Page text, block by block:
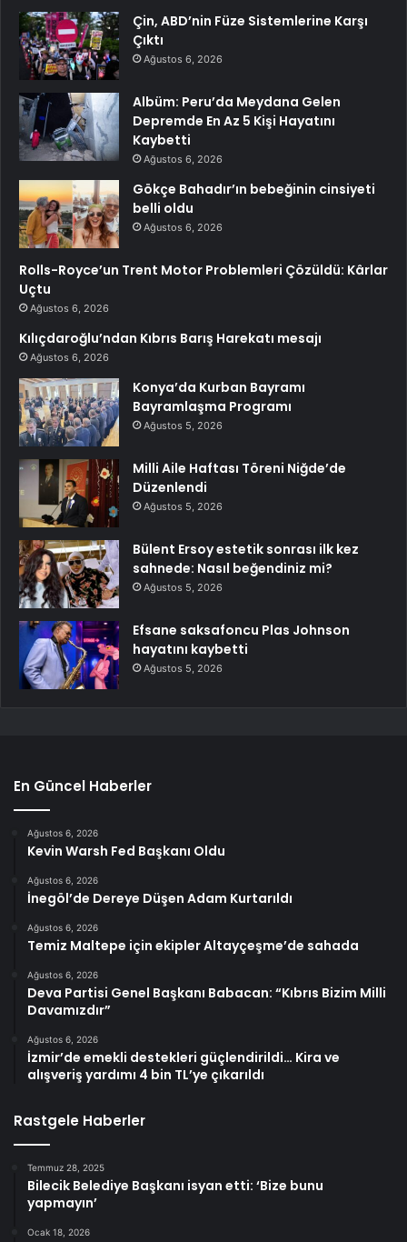
Çin, ABD’nin Füze Sistemlerine Karşı
Çıktı
Ağustos 6, 2026
Albüm: Peru’da Meydana Gelen
Depremde En Az 5 Kişi Hayatını
Kaybetti
Ağustos 6, 2026
Gökçe Bahadır’ın bebeğinin cinsiyeti
belli oldu
Ağustos 6, 2026
Rolls-Royce’un Trent Motor Problemleri Çözüldü: Kârlar
Uçtu
Ağustos 6, 2026
Kılıçdaroğlu’ndan Kıbrıs Barış Harekatı mesajı
Ağustos 6, 2026
Konya’da Kurban Bayramı
Bayramlaşma Programı
Ağustos 5, 2026
Milli Aile Haftası Töreni Niğde’de
Düzenlendi
Ağustos 5, 2026
Bülent Ersoy estetik sonrası ilk kez
sahnede: Nasıl beğendiniz mi?
Ağustos 5, 2026
Efsane saksafoncu Plas Johnson
hayatını kaybetti
Ağustos 5, 2026
En Güncel Haberler
Ağustos 6, 2026
Kevin Warsh Fed Başkanı Oldu
Ağustos 6, 2026
İnegöl’de Dereye Düşen Adam Kurtarıldı
Ağustos 6, 2026
Temiz Maltepe için ekipler Altayçeşme’de sahada
Ağustos 6, 2026
Deva Partisi Genel Başkanı Babacan: “Kıbrıs Bizim Milli
Davamızdır”
Ağustos 6, 2026
İzmir’de emekli destekleri güçlendirildi… Kira ve
alışveriş yardımı 4 bin TL’ye çıkarıldı
Rastgele Haberler
Temmuz 28, 2025
Bilecik Belediye Başkanı isyan etti: ‘Bize bunu
yapmayın’
Ocak 18, 2026